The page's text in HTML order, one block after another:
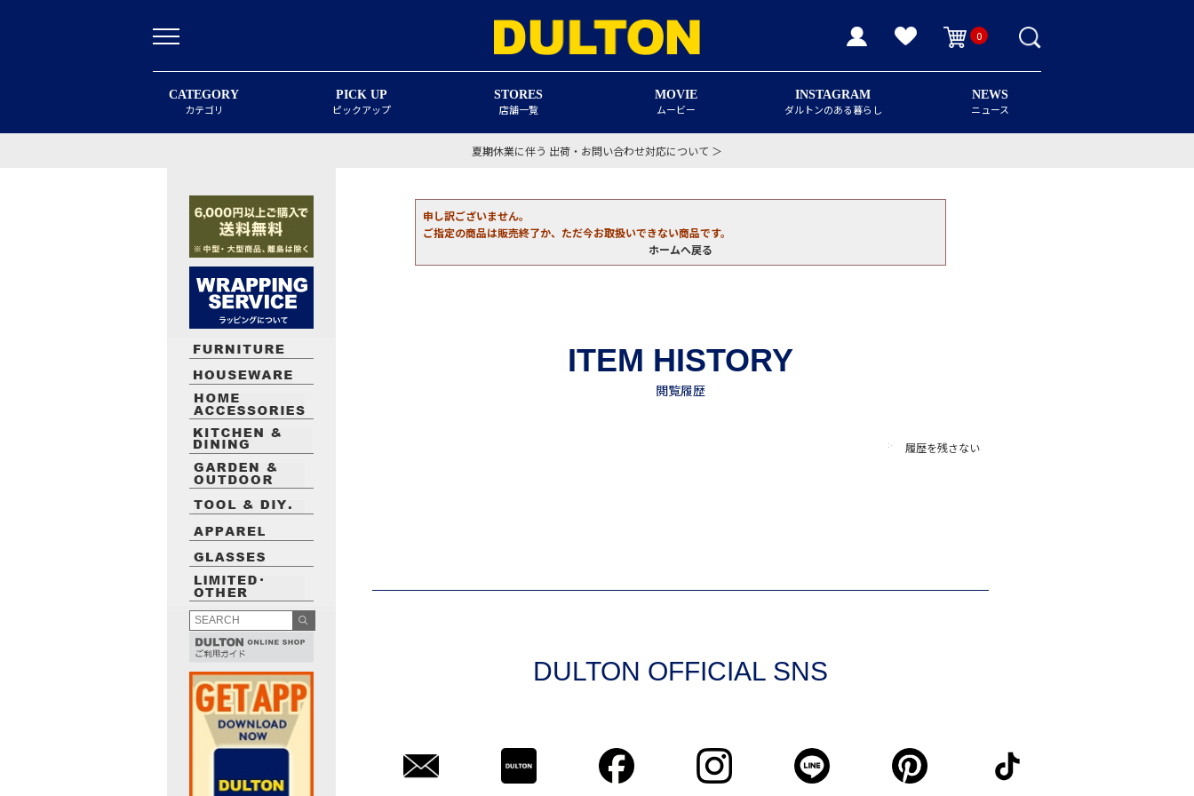
0
CATEGORY
カテゴリ
PICK UP
ピックアップ
STORES
店舗一覧
MOVIE
ムービー
INSTAGRAM
ダルトンのある暮らし
NEWS
ニュース
夏期休業に伴う 出荷・お問い合わせ対応について ＞
申し訳ございません。
ご指定の商品は販売終了か、ただ今お取扱いできない商品です。
ホームへ戻る
履歴を残さない
DULTON OFFICIAL SNS